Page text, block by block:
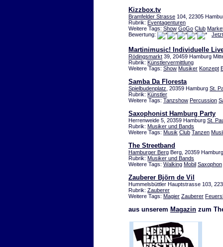
Kizzbox.tv
Bramfelder Strasse 104, 22305
Rubrik: Eventagenturen
Weitere Tags: Show GoGo Club
Bewertung:
Martinimusic! Individuelle
Rödingsmarkt 39, 20459 Hamburg
Rubrik: Künstlervermittlung
Weitere Tags: Show Musiker Konzept
Samba Da Floresta
Spielbudenplatz , 20359 Hamburg St.
Rubrik: Künstler
Weitere Tags: Tanzshow Percussion
Saxophonist Hamburg Party
Herrenweide 5, 20359 Hamburg St.
Rubrik: Musiker und Bands
Weitere Tags: Musik Club Tanzen
The Streetband
Hamburger Berg Berg, 20359
Rubrik: Musiker und Bands
Weitere Tags: Walking Mobil Saxophon
Zauberer Björn de Vil
Hummelsbüttler Hauptstrasse 103,
Rubrik: Zauberer
Weitere Tags: Magier Zauberer
aus unserem Magazin zum